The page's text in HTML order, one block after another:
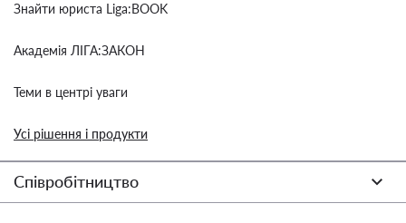
Знайти юриста Liga:BOOK
Академія ЛІГА:ЗАКОН
Теми в центрі уваги
Усі рішення і продукти
Співробітництво